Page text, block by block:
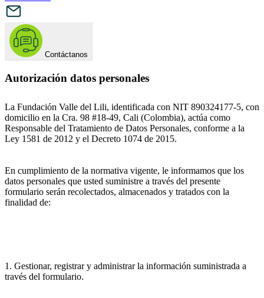
Contáctanos
Autorización datos personales
La Fundación Valle del Lili, identificada con NIT 890324177-5, con
domicilio en la Cra. 98 #18-49, Cali (Colombia), actúa como
Responsable del Tratamiento de Datos Personales, conforme a la
Ley 1581 de 2012 y el Decreto 1074 de 2015.
En cumplimiento de la normativa vigente, le informamos que los
datos personales que usted suministre a través del presente
formulario serán recolectados, almacenados y tratados con la
finalidad de:
1. Gestionar, registrar y administrar la información suministrada a
través del formulario.